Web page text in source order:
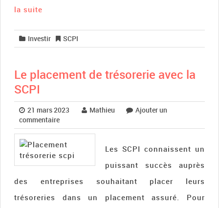
la suite­­
Investir SCPI
Le placement de trésorerie avec la
SCPI
21 mars 2023 Mathieu
Ajouter un
commentaire
Les SCPI connaissent un
puissant succès auprès
des entreprises souhaitant placer leurs
trésoreries dans un placement assuré. Pour